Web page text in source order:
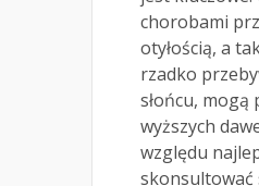
chorobami
otyłością, a
rzadko
słońcu,
wyższych
względu
skonsultować